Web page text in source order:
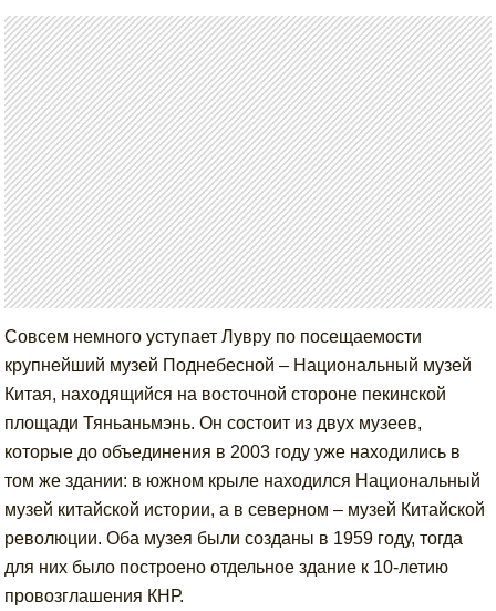
Совсем немного уступает Лувру по посещаемости
крупнейший музей Поднебесной – Национальный музей
Китая, находящийся на восточной стороне пекинской
площади Тяньаньмэнь. Он состоит из двух музеев,
которые до объединения в 2003 году уже находились в
том же здании: в южном крыле находился Национальный
музей китайской истории, а в северном – музей Китайской
революции. Оба музея были созданы в 1959 году, тогда
для них было построено отдельное здание к 10-летию
провозглашения КНР.